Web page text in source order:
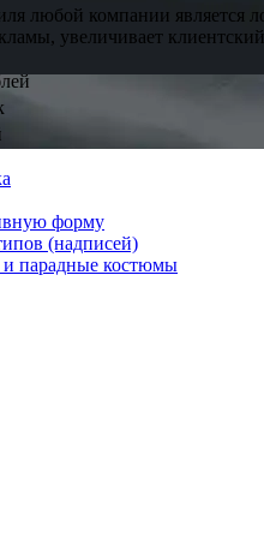
любой компании является
увеличивает
форму
(надписей)
и парадные костюмы